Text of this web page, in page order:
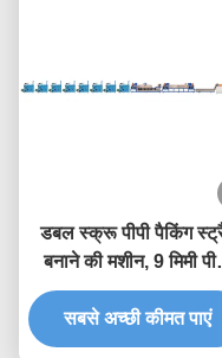
डबल स्क्रू पीपी पैकिंग
बनाने की मशीन, 9 मिमी
स्ट्रैप एक्सट्रूज़न मशीन
सबसे अच्छी कीमत पाएं